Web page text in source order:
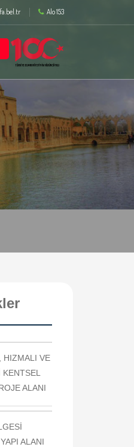
Alo 153
HIZMALI VE
ALANI
ALANI